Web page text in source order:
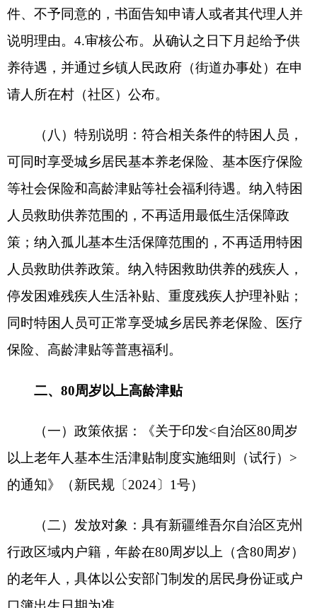
（四）发放形式：全面推行高龄津贴“免申即
享”服务，系统自动比对户籍年龄信息，老年人年满
80周岁次月起正常发放津贴。通过新疆维吾尔自治
会保障卡（或银行卡）。
（五）发放程序：按照《自治区民政厅关于全
面开展高龄津贴“ 免申即享”试点工作的通知》要
求，通过自治区80周岁以上老年人基本生活津贴信
息管理和发放系统（简称
高龄系统”
）推送即将年
（社区）根据高龄系统推送的数据信息进行核实，
将核实无误的信息提交乡（镇）复核；乡（镇）完
成复核生成拟发放名单提交县（市）民政局；县
（市）民政局对乡（镇）拟发放名单进行审核后通
过高龄系统推送至财政“ 一卡通 ”平台，财政部门审
人的社会保障卡（或银行卡）账号中。
（一）政策依据：《民政部财政部关于做好经
济困难失能老年人集中照护服务工作的通知》（民
（二）集中照护服务对象：主要为纳入低保、
自愿入住养老机构的中度、重度、完全失能老年人
及80周岁以上低保高龄老年人；已参加长期护理保
险、由长护险报销护理费用的人员，不纳入本补助